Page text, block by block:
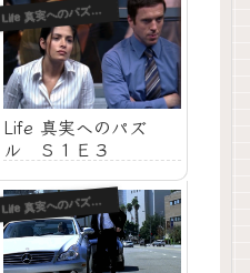
L
ife 真実へのパズル-S1
Life 真実へのパズ
ル Ｓ１Ｅ３
L
ife 真実へのパズル-S1